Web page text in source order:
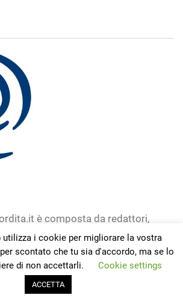
è composta da redattori,
si confrontano con i problemi
aggiornati sulle novità dei
utilizza i cookie per migliorare la vostra
scontato che tu sia d'accordo, ma se lo
di non accettarli.
Cookie settings
ACCETTA